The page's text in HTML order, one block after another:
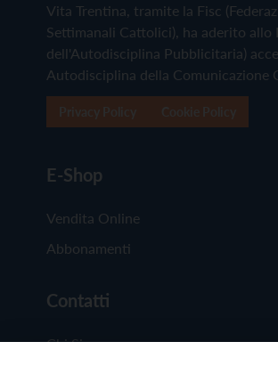
Vita Trentina, tramite la Fisc
Settimanali Cattolici), ha aderito allo
dell'Autodisciplina Pubblicitaria)
Autodisciplina della Comunicazione
E-Shop
Vendita Online
Abbonamenti
Contatti
Chi Siamo